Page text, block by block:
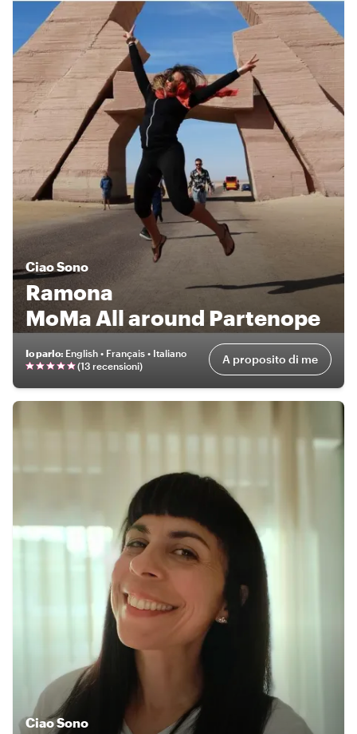
CiaoSono
Ramona
MoMa All around Partenope
Io parlo: English • Français • Italiano
(13 recensioni) A proposito di me
CiaoSono